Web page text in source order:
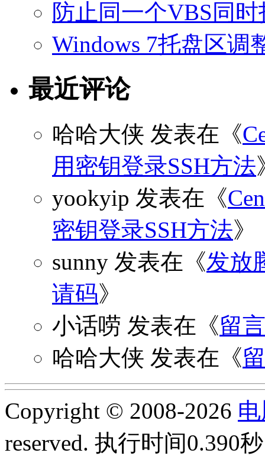
防止同一个VBS同
Windows 7托盘区调
最近评论
哈哈大侠 发表在《
用密钥登录SSH方法
yookyip 发表在《
密钥登录SSH方法》
sunny 发表在《发放
请码》
小话唠 发表在《留
哈哈大侠 发表在《
Copyright © 2008-2026
reserved. 执行时间0.390秒